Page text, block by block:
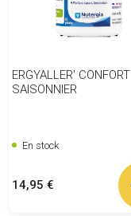
ERGYALLER' CONFORT
SAISONNIER
En stock
Prix
14,95 €